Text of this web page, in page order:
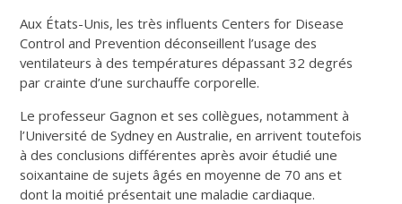
Aux États-Unis, les très influents Centers for Disease
Control and Prevention déconseillent l’usage des
ventilateurs à des températures dépassant 32 degrés
par crainte d’une surchauffe corporelle.
Le professeur Gagnon et ses collègues, notamment à
l’Université de Sydney en Australie, en arrivent toutefois
à des conclusions différentes après avoir étudié une
soixantaine de sujets âgés en moyenne de 70 ans et
dont la moitié présentait une maladie cardiaque.